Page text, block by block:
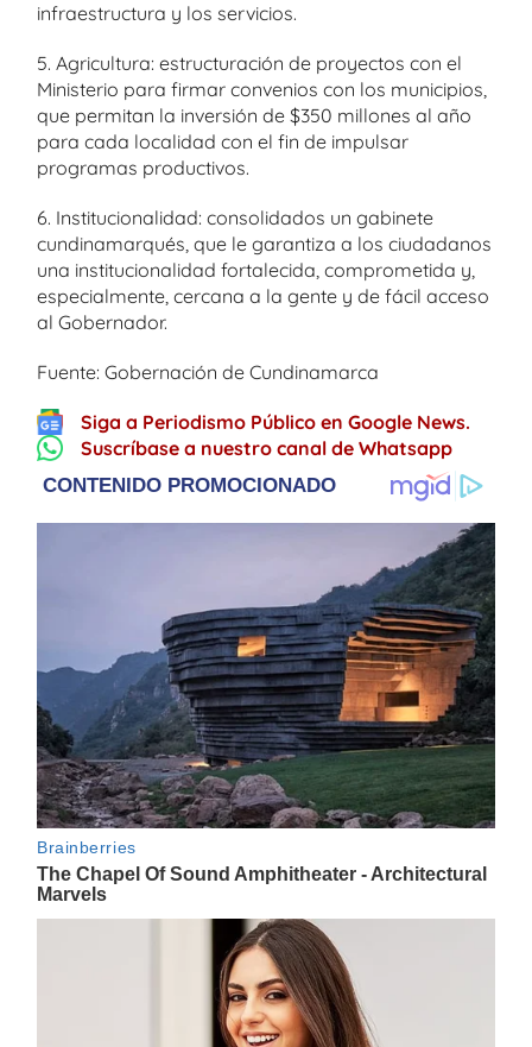
infraestructura y los servicios.
5. Agricultura: estructuración de proyectos con el
Ministerio para firmar convenios con los municipios,
que permitan la inversión de $350 millones al año
para cada localidad con el fin de impulsar
programas productivos.
6. Institucionalidad: consolidados un gabinete
cundinamarqués, que le garantiza a los ciudadanos
una institucionalidad fortalecida, comprometida y,
especialmente, cercana a la gente y de fácil acceso
al Gobernador.
Fuente: Gobernación de Cundinamarca
Siga a Periodismo Público en Google News.
Suscríbase a nuestro canal de Whatsapp